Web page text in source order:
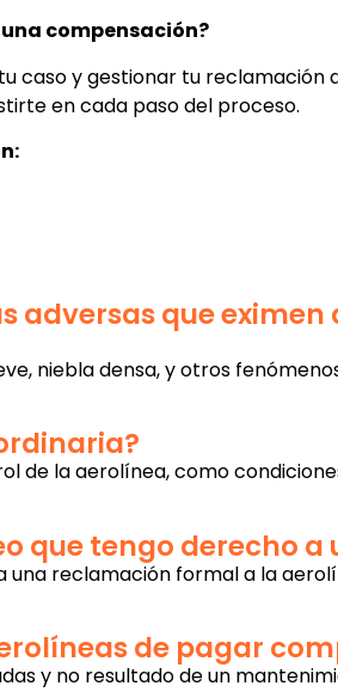
compensación?
caso y gestionar tu reclamación
en cada paso del proceso.
adversas que
niebla densa, y otros
de la aerolínea, como
que tengo derecho
reclamación formal a la
de pagar
y no resultado de un